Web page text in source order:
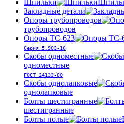
Шпильки
Закладные детали
Опоры трубопроводов
трубопроводов
Опоры ТС-623
Серия 5.903-10
Скобы одноместные
одноместные
ГОСТ 24133-80
Скобы однолапковые
однолапковые
Болты шестигранные
шестигранные
Болты полые